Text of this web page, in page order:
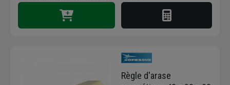
Règle d'arase